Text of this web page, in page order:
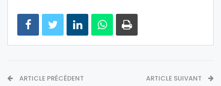
ARTICLE PRÉCÉDENT ARTICLE SUIVANT